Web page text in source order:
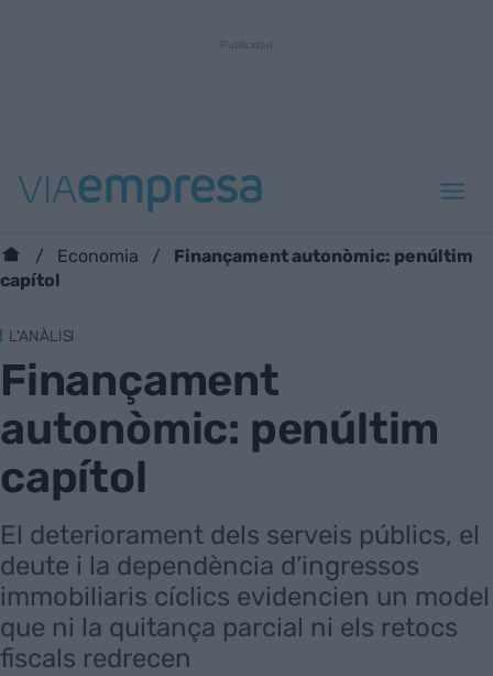
Economia
Finançament autonòmic: penúltim
capítol
L'ANÀLISI
Finançament
autonòmic: penúltim
capítol
El deteriorament dels serveis públics, el
deute i la dependència d’ingressos
immobiliaris cíclics evidencien un model
que ni la quitança parcial ni els retocs
fiscals redrecen